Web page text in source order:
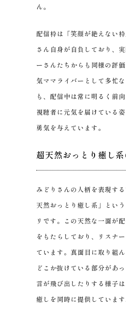
ん。
配信枠は「笑顔が絶えない
さん自身が自負しており、
ーさんたちからも同様の評
気ママライバーとして多忙
も、配信中は常に明るく前向
視聴者に元気を届けている
勇気を与えています。
超天然おっとり癒し
みどりさんの人柄を表現す
天然おっとり癒し系」とい
リです。この天然な一面が
をもたらしており、リスナ
ています。真面目に取り組ん
どこか抜けている部分があ
言が飛び出したりする様子
癒しを同時に提供しています